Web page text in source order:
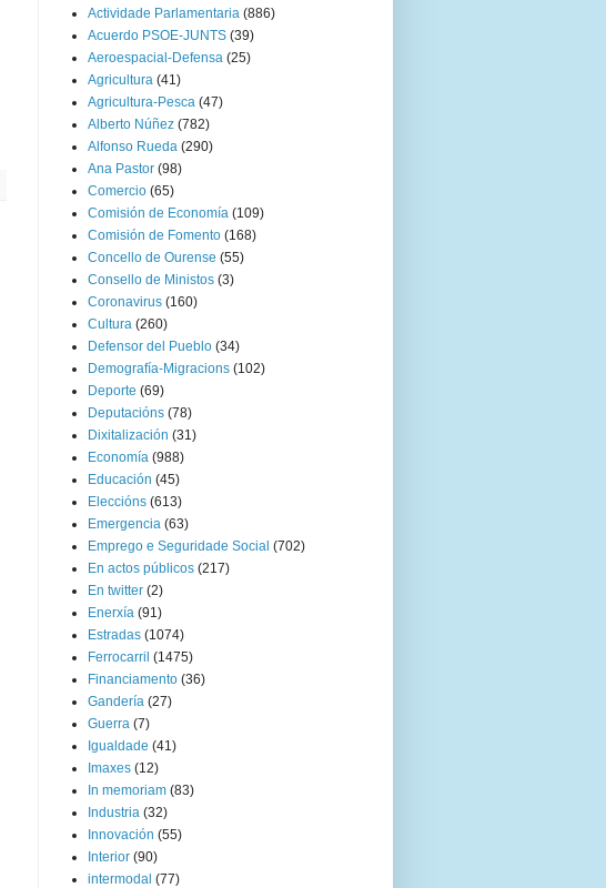
Actividade Parlamentaria (886)
Acuerdo PSOE-JUNTS (39)
Aeroespacial-Defensa (25)
Agricultura (41)
Agricultura-Pesca (47)
Alberto Núñez (782)
Alfonso Rueda (290)
Ana Pastor (98)
Comercio (65)
Comisión de Economía (109)
Comisión de Fomento (168)
Concello de Ourense (55)
Consello de Ministos (3)
Coronavirus (160)
Cultura (260)
Defensor del Pueblo (34)
Demografía-Migracions (102)
Deporte (69)
Deputacións (78)
Dixitalización (31)
Economía (988)
Educación (45)
Eleccións (613)
Emergencia (63)
Emprego e Seguridade Social (702)
En actos públicos (217)
En twitter (2)
Enerxía (91)
Estradas (1074)
Ferrocarril (1475)
Financiamento (36)
Gandería (27)
Guerra (7)
Igualdade (41)
Imaxes (12)
In memoriam (83)
Industria (32)
Innovación (55)
Interior (90)
intermodal (77)